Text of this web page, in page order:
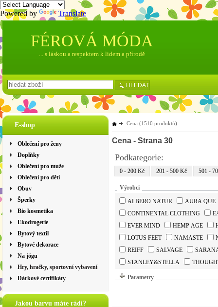
Powered by Translate
E-shop
Oblečení pro ženy
Doplňky
Oblečení pro muže
Oblečení pro děti
Obuv
Šperky
Bio kosmetika
Ekodrogerie
Bytový textil
Bytové dekorace
Na jógu
Hry, hračky, sportovní vybavení
Dárkové certifikáty
Jakou barvu máte rádi?
Cena (1510 produktů)
Cena - Strana 30
Podkategorie:
0 - 200 Kč 201 - 500 Kč 501 -
Výrobci
ALBERO NATUR
AURA QUE
CONTINENTAL CLOTHING
EVER MIND
HEMP AGE
LOTUS FEET
NAMASTE
REIFF
SALVAGE
STANLEY&STELLA
Parametry
FÉROVÁ MÓDA
... s láskou a respektem k lidem a přírodě
HLEDAT